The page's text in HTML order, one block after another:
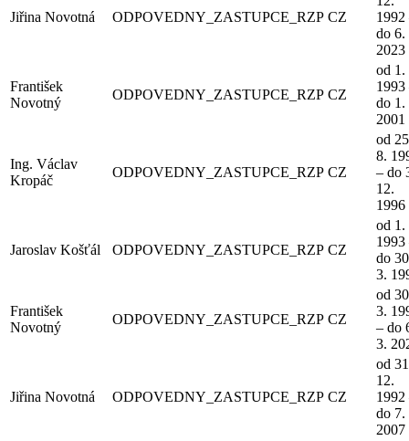
Jiřina Novotná ODPOVEDNY_ZASTUPCE_RZP CZ
1992
do 6.
2023
František
Novotný
ODPOVEDNY_ZASTUPCE_RZP CZ
od 1.
1993
do 1.
2001
Ing. Václav
Kropáč
ODPOVEDNY_ZASTUPCE_RZP CZ
od
8.
– do
12.
1996
Jaroslav Košťál ODPOVEDNY_ZASTUPCE_RZP CZ
od 1.
1993
do
3.
František
Novotný
ODPOVEDNY_ZASTUPCE_RZP CZ
od
3.
– do
3.
Jiřina Novotná ODPOVEDNY_ZASTUPCE_RZP CZ
od
12.
1992
do 7.
2007